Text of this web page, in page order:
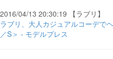
2016/04/13 20:30:19 【ラブリ】
ラブリ、大人カジュアルコーデで
／S＞ - モデルプレス